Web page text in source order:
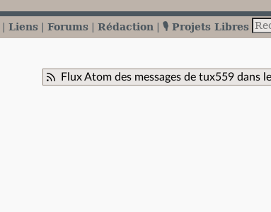
Liens Forums Rédaction 🎙️ Projets Libres
Flux Atom des messages de tux559 dans